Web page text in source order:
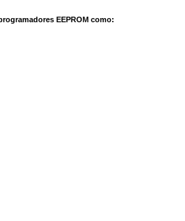
EEPROM como: